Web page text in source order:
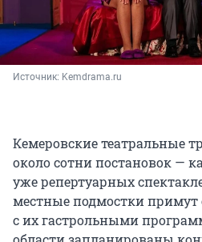
Источник: Kemdrama.ru
Кемеровские театральные
около сотни постановок —
уже репертуарных
местные подмостки примут
с их гастрольными